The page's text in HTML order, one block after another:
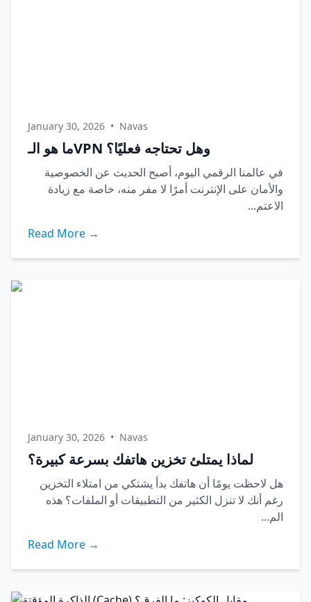
January 30, 2026 • Navas
ما هو الـVPN وهل تحتاجه فعليًا؟
في عالمنا الرقمي اليوم، أصبح الحديث عن الخصوصية
والأمان على الإنترنت أمرًا لا مفر منه، خاصة مع زيادة
الاعتم...
Read More →
January 30, 2026 • Navas
لماذا يمتلئ تخزين هاتفك بسرعة كبيرة؟
هل لاحظت يومًا أن هاتفك بدأ يشتكي من امتلاء التخزين
رغم أنك لا تنزل الكثير من التطبيقات أو الملفات؟ هذه
الم...
Read More →